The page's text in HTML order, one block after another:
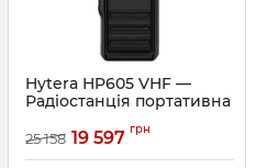
Hytera HP605 VHF —
Радіостанція портативна
1024 канали
25 158 19 597 грн